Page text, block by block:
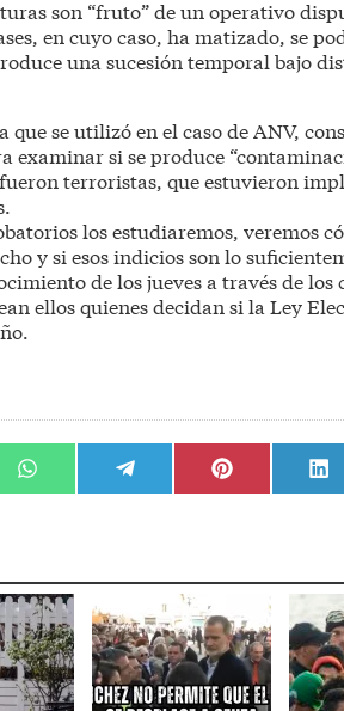
son “fruto” de un operativo
en cuyo caso, ha matizado, se
una sucesión temporal bajo
se utilizó en el caso de ANV,
examinar si se produce
terroristas, que estuvieron
los estudiaremos, veremos
y si esos indicios son lo
de los jueves a través de los
ellos quienes decidan si la Ley
Compartir
en
Compartir
en
Compartir
en en